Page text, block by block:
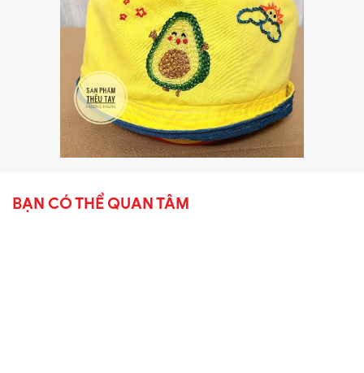
BẠN CÓ THỂ QUAN TÂM